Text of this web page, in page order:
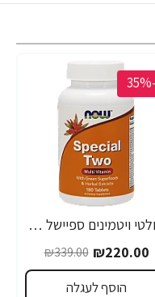
-35%
מולטי ויטמינים ספיישל טו 180 טבליות - מבית NOW FOODS
₪220.00
₪339.00
הוסף לעגלה